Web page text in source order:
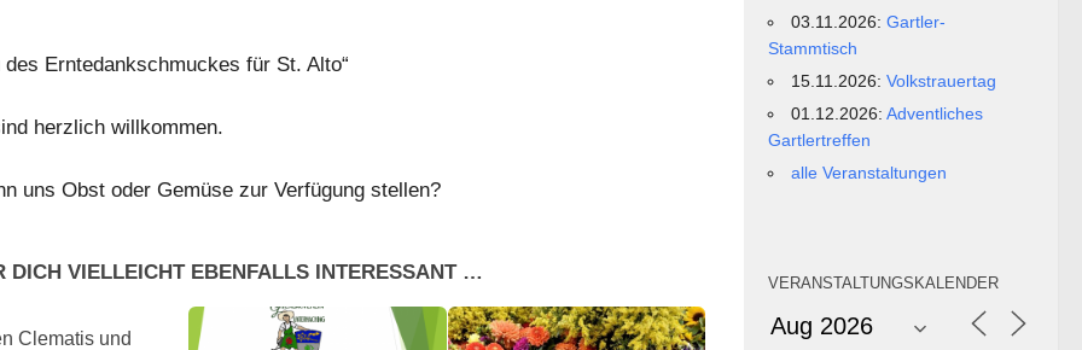
des Erntedankschmuckes für St. Alto“
herzlich willkommen.
uns Obst oder Gemüse zur Verfügung stellen?
DICH VIELLEICHT EBENFALLS INTERESSANT …
Clematis und
03.11.2026:Gartler-
Stammtisch
15.11.2026:Volkstrauertag
01.12.2026:Adventliches
Gartlertreffen
alle Veranstaltungen
VERANSTALTUNGSKALENDER